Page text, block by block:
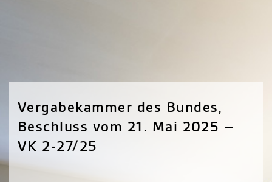
Vergabekammer des Bundes,
Beschluss vom 21. Mai 2025 –
VK 2-27/25